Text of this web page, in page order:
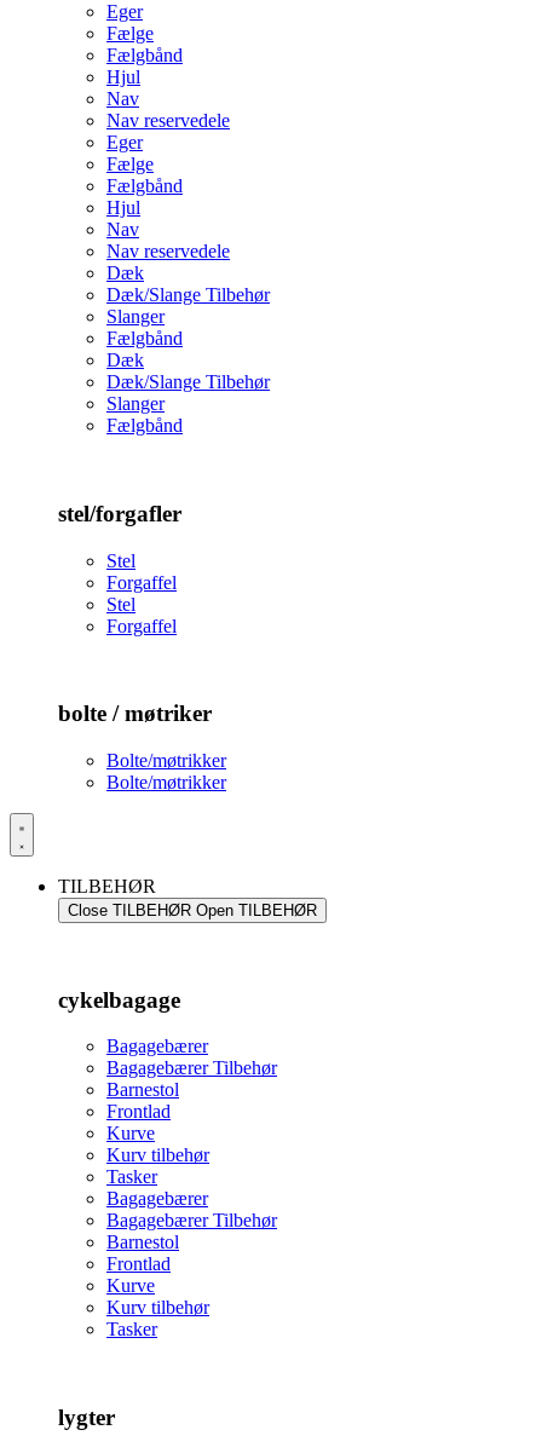
Eger
Fælge
Fælgbånd
Hjul
Nav
Nav reservedele
Eger
Fælge
Fælgbånd
Hjul
Nav
Nav reservedele
Dæk
Dæk/Slange Tilbehør
Slanger
Fælgbånd
Dæk
Dæk/Slange Tilbehør
Slanger
Fælgbånd
stel/forgafler
Stel
Forgaffel
Stel
Forgaffel
bolte / møtriker
Bolte/møtrikker
Bolte/møtrikker
TILBEHØR
Close TILBEHØR Open TILBEHØR
cykelbagage
Bagagebærer
Bagagebærer Tilbehør
Barnestol
Frontlad
Kurve
Kurv tilbehør
Tasker
Bagagebærer
Bagagebærer Tilbehør
Barnestol
Frontlad
Kurve
Kurv tilbehør
Tasker
lygter